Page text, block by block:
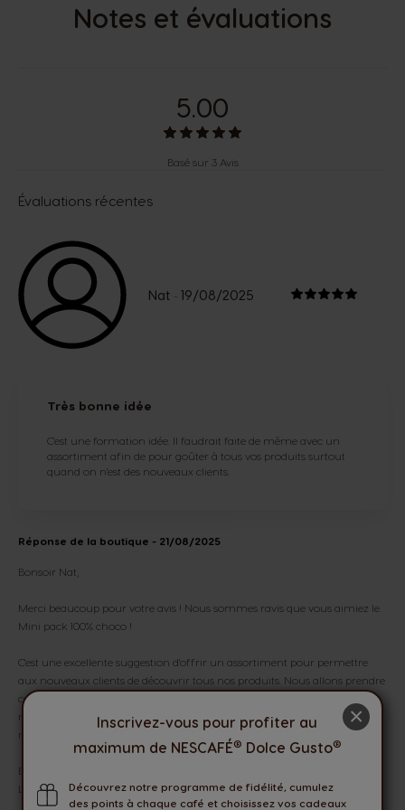
×
Inscrivez-vous pour profiter au
maximum de NESCAFÉ® Dolce Gusto®
Découvrez notre programme de fidélité, cumulez
des points à chaque café et choisissez vos cadeaux
Notes et évaluations
5.00
Basé sur 3 Avis
Évaluations récentes
Nat - 19/08/2025
Très bonne idée
C'est une formation idée. Il faudrait faite de même avec un
assortiment afin de pour goûter à tous vos produits surtout
quand on n'est des nouveaux clients.
Réponse de la boutique - 21/08/2025
Bonsoir Nat,
Merci beaucoup pour votre avis ! Nous sommes ravis que vous aimiez le
Mini pack 100% choco !
C'est une excellente suggestion d'offrir un assortiment pour permettre
aux nouveaux clients de découvrir tous nos produits. Nous allons prendre
cela en considération ! Restez à l'affût pour de futures nouveautés et
n'hésitez pas à vous abonner à notre newsletter afin d'être alertée lors de
nos prochaines promotions et packs.
Bonnes dégustations !
L'équipe NESCAFÉ® Dolce Gusto®